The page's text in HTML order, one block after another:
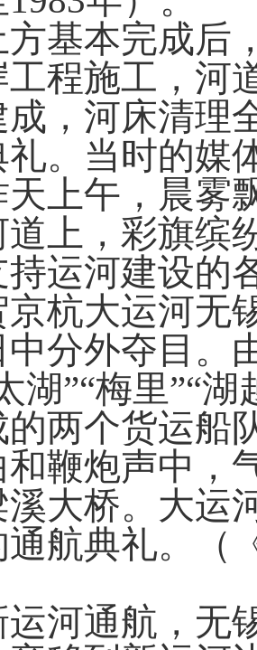
本完成后，
程施工，河
，河床清理
礼。当时的媒
天上午，晨雾
道上，彩旗缤
持运河建设的
杭大运河无
分外夺目。
湖”“梅里”“
的两个货运船
和鞭炮声中，
大桥。大运
通航典礼。（
通航，无锡